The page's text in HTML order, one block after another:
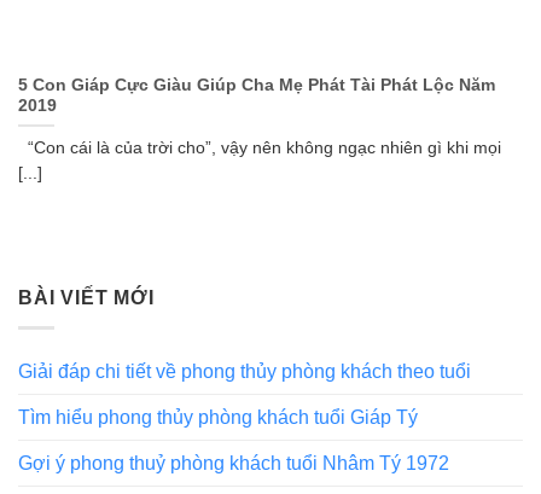
5 Con Giáp Cực Giàu Giúp Cha Mẹ Phát Tài Phát Lộc Năm
2019
“Con cái là của trời cho”, vậy nên không ngạc nhiên gì khi mọi
[...]
BÀI VIẾT MỚI
Giải đáp chi tiết về phong thủy phòng khách theo tuổi
Tìm hiểu phong thủy phòng khách tuổi Giáp Tý
Gợi ý phong thuỷ phòng khách tuổi Nhâm Tý 1972